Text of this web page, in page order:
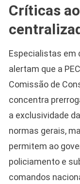
Críticas
Especialistas em
alertam que a
Comissão de
concentra
a exclusividade
normas gerais,
permitem ao
policiamento e
comandos